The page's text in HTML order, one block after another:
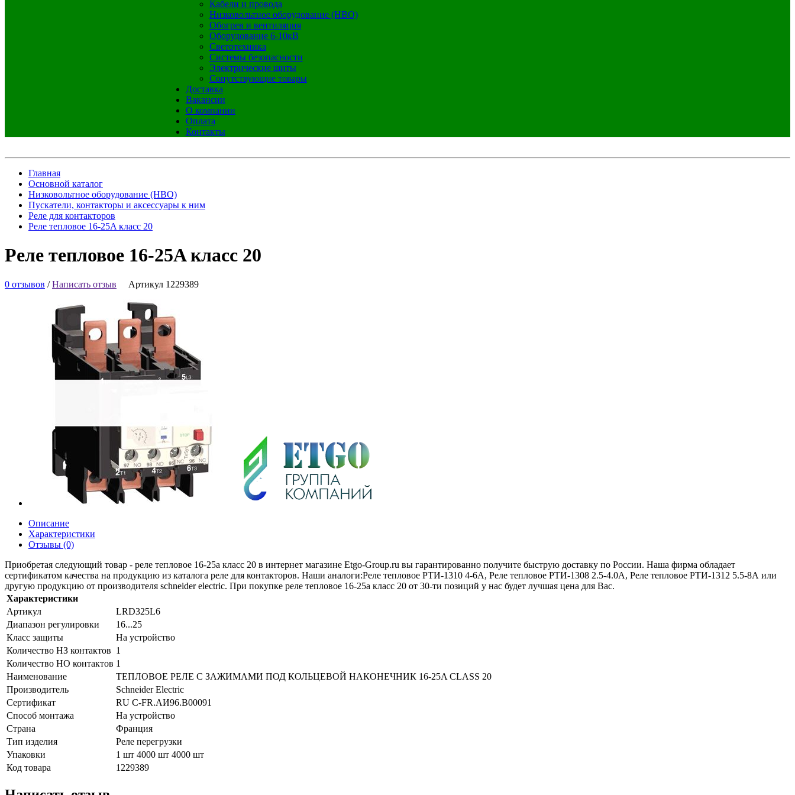
Кабели и провода
Низковольтное оборудование (НВО)
Обогрев и вентиляция
Оборудование 6-10кВ
Светотехника
Системы безопасности
Электрические щиты
Сопутствующие товары
Доставка
Вакансии
О компании
Оплата
Контакты
Главная
Основной каталог
Низковольтное оборудование (НВО)
Пускатели, контакторы и аксессуары к ним
Реле для контакторов
Реле тепловое 16-25A класс 20
Реле тепловое 16-25A класс 20
0 отзывов /Написать отзыв Артикул 1229389
Описание
Характеристики
Отзывы (0)
Приобретая следующий товар - реле тепловое 16-25a класс 20 в интернет магазине Etgo-Group.ru вы гарантированно получите быструю доставку по России. Наша фирма обладает
сертификатом качества на продукцию из каталога реле для контакторов. Наши аналоги:Реле тепловое РТИ-1310 4-6А, Реле тепловое РТИ-1308 2.5-4.0А, Реле тепловое РТИ-1312 5.5-8А или
другую продукцию от производителя schneider electric. При покупке реле тепловое 16-25a класс 20 от 30-ти позиций у нас будет лучшая цена для Вас.
Характеристики
Артикул
LRD325L6
Диапазон регулировки
16...25
Класс защиты
На устройство
Количество НЗ контактов 1
Количество НО контактов 1
Наименование
ТЕПЛОВОЕ РЕЛЕ С ЗАЖИМАМИ ПОД КОЛЬЦЕВОЙ НАКОНЕЧНИК 16-25A CLASS 20
Производитель
Schneider Electric
Сертификат
RU C-FR.АИ96.B00091
Способ монтажа
На устройство
Страна
Франция
Тип изделия
Реле перегрузки
Упаковки
1 шт 4000 шт 4000 шт
Код товара
1229389